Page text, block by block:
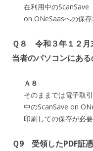
在利用中のScanSave
on ONeSaasへの保存
Ｑ８ 令和３年１２月
当者のパソコンにあ
Ａ８
そのままでは電子取
中のScanSave on
印刷しての保存が必要
Ｑ9 受領したPDF証